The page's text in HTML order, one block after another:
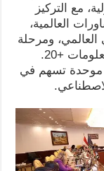
مع التركيز
العالمية،
ومرحلة
+20.
موحدة تسهم في